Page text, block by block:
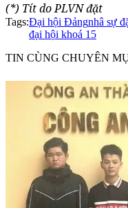
(*) Tít do PLVN đặt
Tags:Đại hội Đảngnhâ sự
đại hội khoá 15
TIN CÙNG CHUYÊN